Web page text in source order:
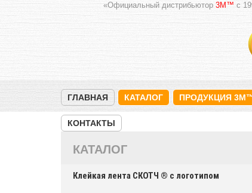
«Официальный дистрибьютор 3M™ с
ГЛАВНАЯ КАТАЛОГ ПРОДУКЦИЯ
КОНТАКТЫ
КАТАЛОГ
Клейкая лента СКОТЧ ® с логотипом